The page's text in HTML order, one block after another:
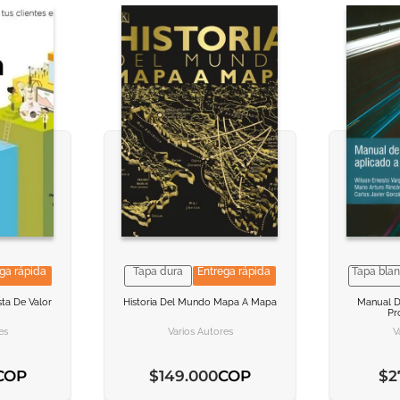
rápida
De Valor
VER INFORMACION
VER INFORMACION
Tapa dura Entrega rápida
Historia Del Mundo Mapa A Mapa
Varios Autores
$149.000COP
Tapa
Manual
$